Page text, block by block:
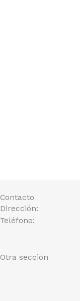
Contacto
Dirección:
Teléfono:
Otra sección